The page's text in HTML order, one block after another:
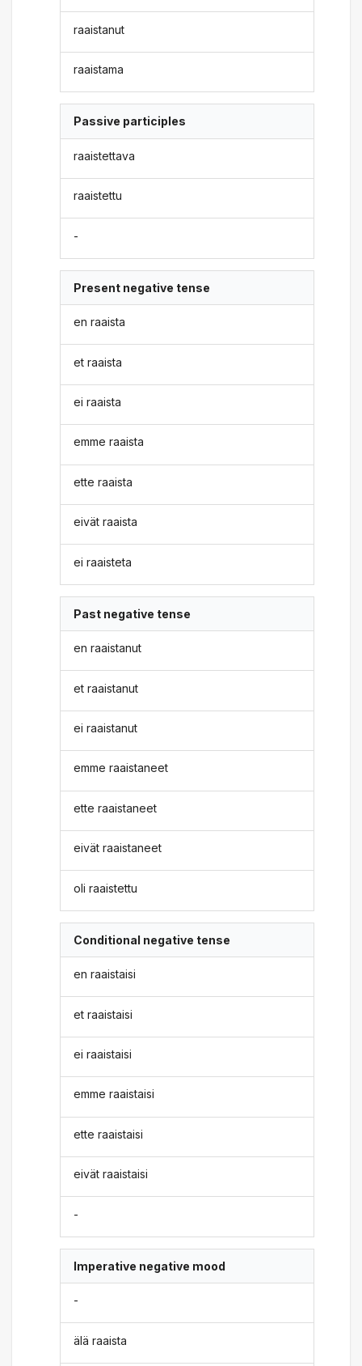
raaistanut
raaistama
Passive participles
raaistettava
raaistettu
-
Present negative tense
en raaista
et raaista
ei raaista
emme raaista
ette raaista
eivät raaista
ei raaisteta
Past negative tense
en raaistanut
et raaistanut
ei raaistanut
emme raaistaneet
ette raaistaneet
eivät raaistaneet
oli raaistettu
Conditional negative tense
en raaistaisi
et raaistaisi
ei raaistaisi
emme raaistaisi
ette raaistaisi
eivät raaistaisi
-
Imperative negative mood
-
älä raaista